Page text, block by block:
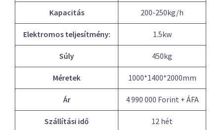
Kapacitás 200-250kg/h
Elektromos teljesítmény: 1.5kw
Súly 450kg
Méretek 1000*1400*2000mm
Ár 4 990 000 Forint + ÁFA
Szállítási idő 12 hét